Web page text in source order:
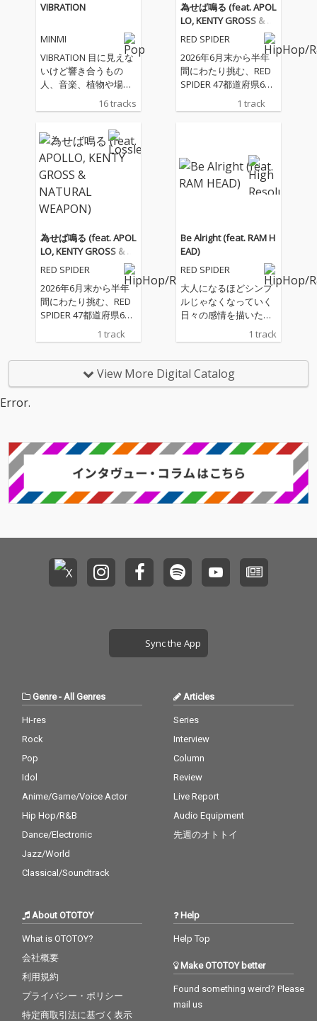
VIBRATION
MINMI
VIBRATION 目に見えな
いけど響き合うもの
人、音楽、植物や場
所 空気感や響き 最近
は "Good Vibes " な
やすくなった概念 そん
な"VIBRATION"整えて
いく一枚を作りたくて
丁寧に一つ一つの工程
を積み重ねました。
今や3分で生成できる
音楽ですが、 旅をし、
足を運び、出逢い奏で
られた音 抱擁、別離、
葛藤や気づきから生ま
れた言葉 テンポ、呼
吸、声、幸せな音色や
涙の音色 豊かな彩り
の"VIBRATION"を味わ
して、あわよくばあな
波や震えを見つめれる
きっかけにお役立てて
る為の曲、 本音を吐き
を流しきれる曲、など
全16曲の旅が詰まって
16 tracks
為せば鳴る (feat. APOL
LO, KENTY GROSS & N
ATURAL WEAPON)
RED SPIDER
2026年6月末から半年
間にわたり挑む、RED
SPIDER 47都道府県60
カ所ワンマンツアー20
26 -為せば鳴る、鳴ら
NATURAL WEAPONを
迎え、カエルスタジオ
のメンバー全員で作り
直結型のダンスホー
ル・アンセム。イント
ロから始まる咆哮のよ
うなフックは、初めて
聴いた瞬間からライブ
会場の景色を彷彿とさ
せる。 前面に押し出さ
メとフィルを多用した
しで展開していくサウ
ンドは、まるで最終決
える」と畳みかけるフ
まる全国60カ所への覚
変える”カエルスタジオ
1 track
為せば鳴る (feat. APOL
LO, KENTY GROSS & N
ATURAL WEAPON)
RED SPIDER
2026年6月末から半年
間にわたり挑む、RED
SPIDER 47都道府県60
カ所ワンマンツアー20
26 -為せば鳴る、鳴ら
のテーマソング。 APO
LLO、KENTY GROSS、
の幕開けを告げる現場
ル・アンセム。イント
ロから始まる咆哮のよ
うなフックは、初めて
れたストリングス、キ
メとフィルを多用した
ドラム、派手な抜き差
ックには、これから始
まる全国60カ所への覚
悟がにじむ。 “世の中
総力戦のアンセム。
1 track
Be Alright (feat. RAM H
EAD)
RED SPIDER
大人になるほどシンプ
ルじゃなくなっていく
日々の感情を描いたミ
ディアムチューン。 生
活や環境が変わってい
り続けていた想いを“今
のRAM HEADだからこ
響く、伸びやかなメロ
が、その言葉により深
い説得力を与えてい
る。 時に立ち止まりな
一曲。
1 track
View More Digital Catalog
Error.
Sync the App
Genre- All Genres
Hi-res
Rock
Pop
Idol
Anime/Game/Voice Actor
Hip Hop/R&B
Dance/Electronic
Jazz/World
Classical/Soundtrack
Articles
Series
Interview
Column
Review
Live Report
Audio Equipment
先週のオトトイ
About OTOTOY
What is OTOTOY?
会社概要
利用規約
プライバシー・ポリシー
特定商取引法に基づく表示
Help
Help Top
Make OTOTOY better
Found something weird? Please
mail us